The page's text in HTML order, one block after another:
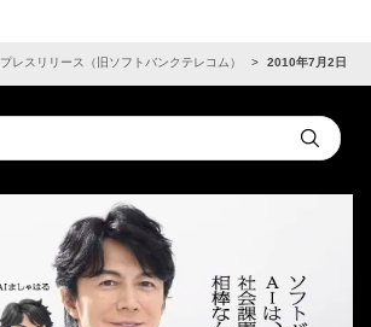
プレスリリース（旧ソフトバンクテレコム） 2010年7月2日
Submit